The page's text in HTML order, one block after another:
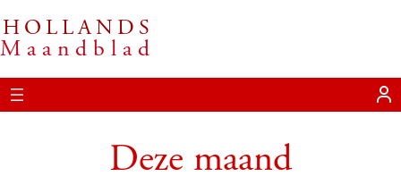
Ga
naar
de
inhoud
HOLLANDS
Maandblad
Deze maand